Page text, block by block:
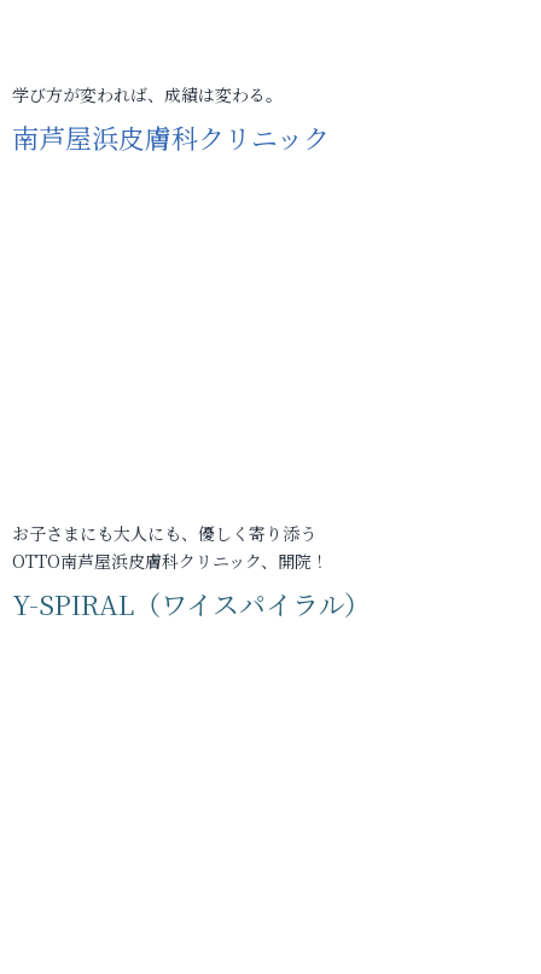
学び方が変われば、成績は変わる。
南芦屋浜皮膚科クリニック
お子さまにも大人にも、優しく寄り添う
OTTO南芦屋浜皮膚科クリニック、開院！
Y-SPIRAL（ワイスパイラル）